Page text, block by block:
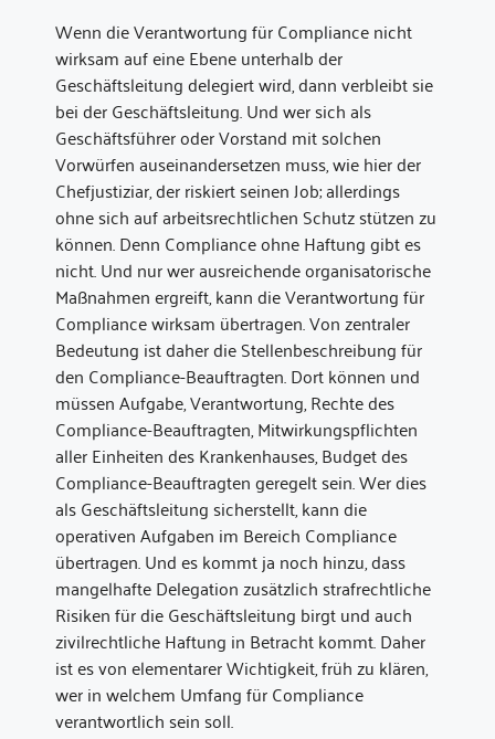
Wenn die Verantwortung für Compliance nicht
wirksam auf eine Ebene unterhalb der
Geschäftsleitung delegiert wird, dann verbleibt sie
bei der Geschäftsleitung. Und wer sich als
Geschäftsführer oder Vorstand mit solchen
Vorwürfen auseinandersetzen muss, wie hier der
Chefjustiziar, der riskiert seinen Job; allerdings
ohne sich auf arbeitsrechtlichen Schutz stützen zu
können. Denn Compliance ohne Haftung gibt es
nicht. Und nur wer ausreichende organisatorische
Maßnahmen ergreift, kann die Verantwortung für
Compliance wirksam übertragen. Von zentraler
Bedeutung ist daher die Stellenbeschreibung für
den Compliance-Beauftragten. Dort können und
müssen Aufgabe, Verantwortung, Rechte des
Compliance-Beauftragten, Mitwirkungspflichten
aller Einheiten des Krankenhauses, Budget des
Compliance-Beauftragten geregelt sein. Wer dies
als Geschäftsleitung sicherstellt, kann die
operativen Aufgaben im Bereich Compliance
übertragen. Und es kommt ja noch hinzu, dass
mangelhafte Delegation zusätzlich strafrechtliche
Risiken für die Geschäftsleitung birgt und auch
zivilrechtliche Haftung in Betracht kommt. Daher
ist es von elementarer Wichtigkeit, früh zu klären,
wer in welchem Umfang für Compliance
verantwortlich sein soll.